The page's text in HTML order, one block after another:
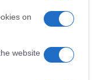
on
website
ΑΕΚ: Πρόβα
Super Cup